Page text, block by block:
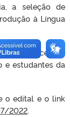
a seleção de
à Língua
a docentes,
e estudantes da
o edital e o link
2022.